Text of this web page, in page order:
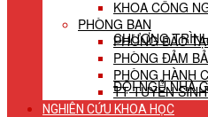
CHƯƠNG
ĐỘI NGŨ NHÀ
KHOA CÔNG
PHÒNG BAN
PHÒNG ĐÀO
PHÒNG ĐẢM
PHÒNG HÀNH
TT TUYỂN
NGHIÊN CỨU KHOA HỌC